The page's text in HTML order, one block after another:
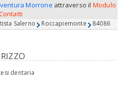
Morrone attraverso il Modulo
Salerno Roccapiemonte 84086
dentaria